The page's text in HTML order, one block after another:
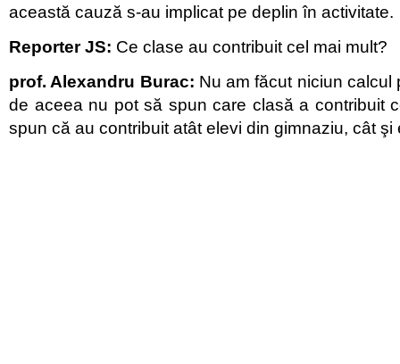
această cauză s-au implicat pe deplin în activitate.
Reporter JS: Ce clase au contribuit cel mai mult?
prof. Alexandru Burac: Nu am făcut niciun calcul
de aceea nu pot să spun care clasă a contribuit
spun că au contribuit atât elevi din gimnaziu, cât şi